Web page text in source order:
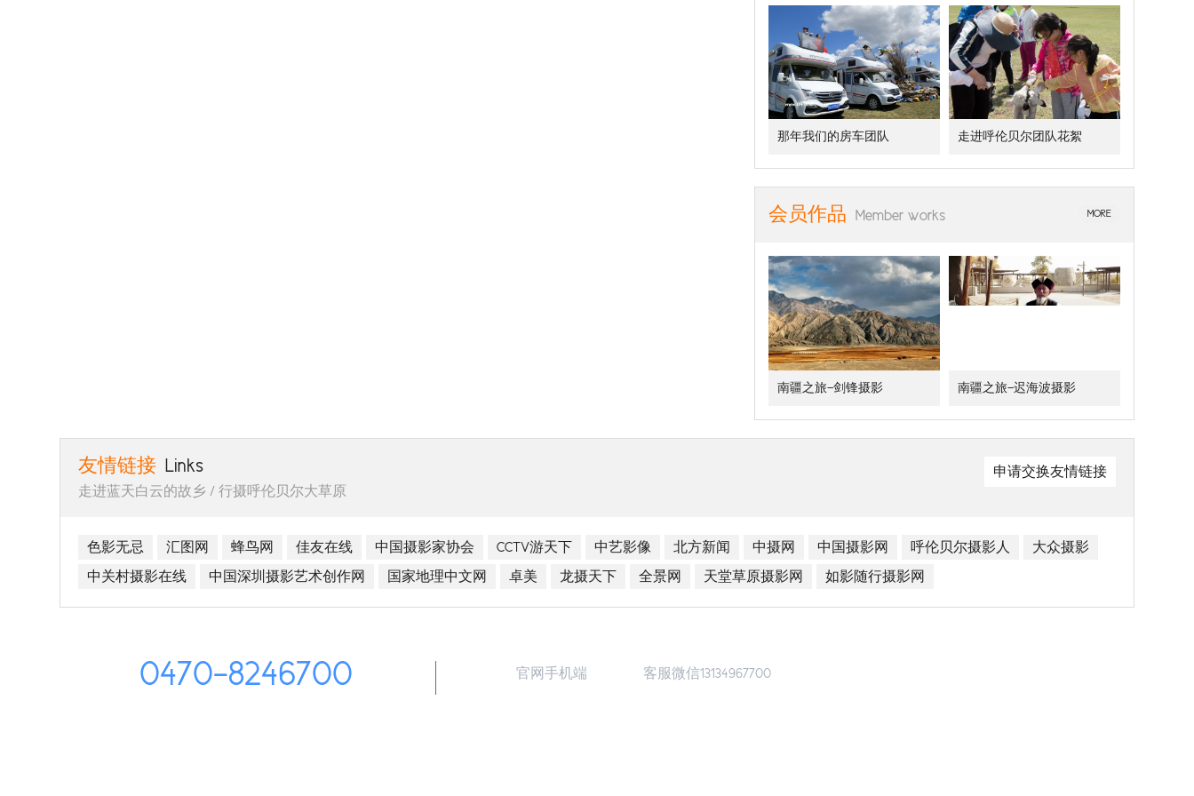
那年我们的房车团队 走进呼伦贝尔团队花絮
会员作品 Member works MORE
南疆之旅—剑锋摄影 南疆之旅—迟海波摄影
友情链接 Links
走进蓝天白云的故乡 / 行摄呼伦贝尔大草原
申请交换友情链接
色影无忌 汇图网 蜂鸟网 佳友在线 中国摄影家协会 CCTV游天下 中艺影像 北方新闻 中摄网 中国摄影网 呼伦贝尔摄影人
大众摄影
中关村摄影在线
中国深圳摄影艺术创作网 国家地理中文网 卓美 龙摄天下 全景网 天堂草原摄影网 如影随行摄影网
0470-8246700